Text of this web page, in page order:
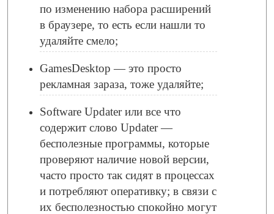
по изменению набора расширений
в браузере, то есть если нашли то
удаляйте смело;
GamesDesktop — это просто
рекламная зараза, тоже удаляйте;
Software Updater или все что
содержит слово Updater —
бесполезные программы, которые
проверяют наличие новой версии,
часто просто так сидят в процессах
и потребляют оперативку; в связи с
их бесполезностью спокойно могут